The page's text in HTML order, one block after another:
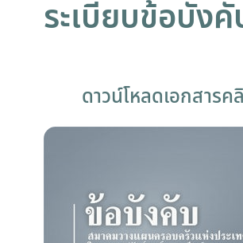
ระเบียบข้อบัง
ดาวน์โหลดเอกสาร